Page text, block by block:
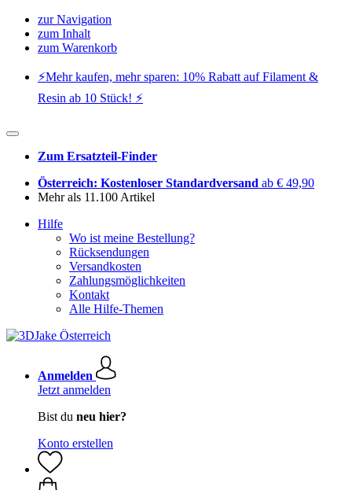
zur Navigation
zum Inhalt
zum Warenkorb
⚡️Mehr kaufen, mehr sparen: 10% Rabatt auf Filament &
Resin ab 10 Stück! ⚡️
Zum Ersatzteil-Finder
Österreich: Kostenloser Standardversand ab € 49,90
Mehr als 11.100 Artikel
Hilfe
Wo ist meine Bestellung?
Rücksendungen
Versandkosten
Zahlungsmöglichkeiten
Kontakt
Alle Hilfe-Themen
Anmelden
Jetzt anmelden
Bist du neu hier?
Konto erstellen